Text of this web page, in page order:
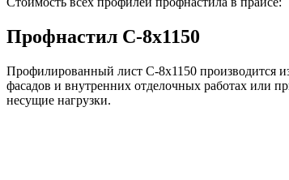
Профнастил С-8х1150
Профилированный лист С-8x1150 производится
фасадов и внутренних отделочных работах или
несущие нагрузки.